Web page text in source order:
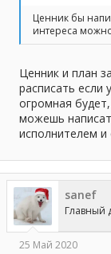
Ценник бы
интереса
Ценник и план
расписать если
огромная
можешь
исполнителем
sanef
Главный
25 Май 2020